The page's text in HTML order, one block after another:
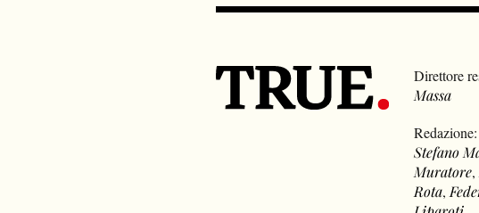
Direttore
Massa
Redazione:
Stefano
Muratore,
Rota,